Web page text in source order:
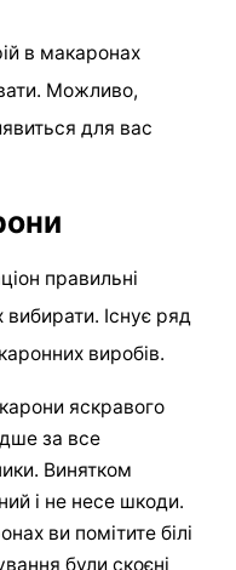
в макаронах
Можливо,
для вас
правильні
вибирати. Існує ряд
виробів.
яскравого
за все
Винятком
і не несе шкоди.
ви помітите білі
були скоєні